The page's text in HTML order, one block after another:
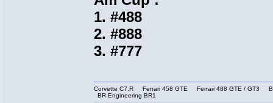
1. #488
2. #888
3. #777
Corvette C7.R Ferrari 458 GTE Ferrari 488 GTE /
BR Engineering BR1